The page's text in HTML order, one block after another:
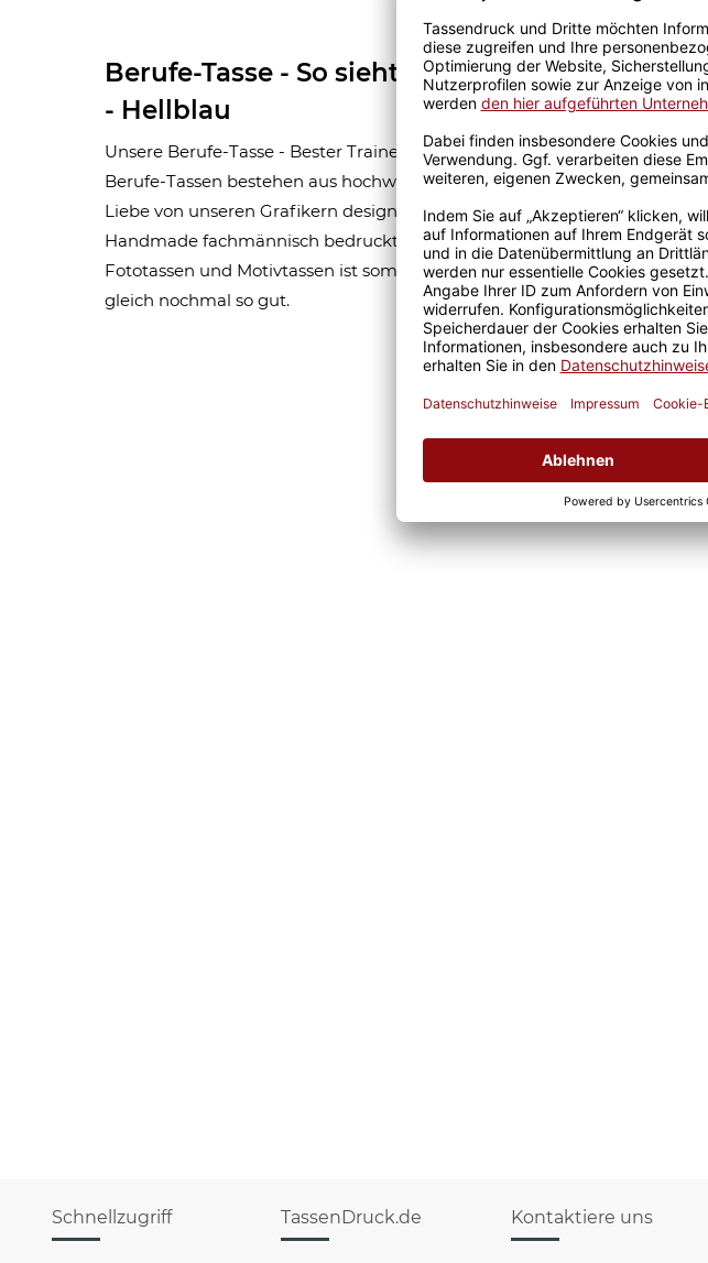
Berufe-Tasse - So sieht der beste Trainer aus
- Hellblau
Unsere Berufe-Tasse - Bester Trainer - ist eine tolle Geschenkidee. Unsere
Berufe-Tassen bestehen aus hochwertiger Keramik und wurden mit viel
Liebe von unseren Grafikern designt. Mit viel Erfahrung werden sie
Handmade fachmännisch bedruckt. Eine lange Freude an unseren
Fototassen und Motivtassen ist somit garantiert und der Kaffee schmeckt
gleich nochmal so gut.
Schnellzugriff TassenDruck.de Kontaktiere uns